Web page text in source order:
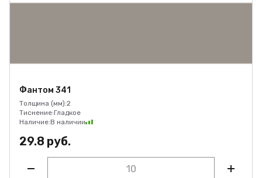
Фантом 341
Толщина (мм):2
Тиснение:Гладкое
Наличие:В наличии
29.8 руб.